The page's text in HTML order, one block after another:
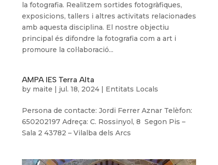
la fotografia. Realitzem sortides fotogràfiques,
exposicions, tallers i altres activitats relacionades
amb aquesta disciplina. El nostre objectiu
principal és difondre la fotografia com a art i
promoure la col·laboració...
AMPA IES Terra Alta
by maite | jul. 18, 2024| Entitats Locals
Persona de contacte: Jordi Ferrer Aznar Telèfon:
650202197 Adreça: C. Rossinyol, 8 Segon Pis –
Sala 2 43782 – Vilalba dels Arcs